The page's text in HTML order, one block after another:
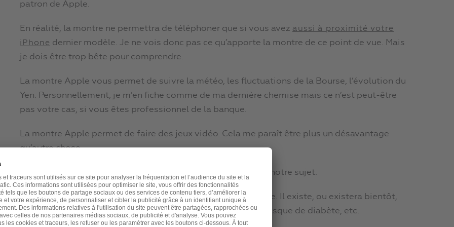
patron de Apple.
En réalité, la montre ne permettra de téléphoner que si vous avez aussi à proximité votre
iPhone dernier modèle. Je ne vois donc pas ce qu’apporte la montre de ce point de vue. Mais
je dois être trop bête pour comprendre.
La montre Apple vous permet de suivre la météo, les fluctuations de la Bourse, l’évolution du
Yen. Personnellement, je m’en fiche comme de ma dernière chemise mais ce n’est peut-être
pas votre cas, si vous êtes professionnel de la banque.
La montre Apple permet de faire des jeux vidéo. Cela me paraît être plus un désavantage
qu’autre chose…
Mais venons-en à l’aspect santé, puisque c’est quand même notre sujet.
La montre Apple permet de surveiller votre rythme cardiaque. Il existe, ou existera bientôt,
des « apps » qui mesureront votre pression artérielle, votre risque de diabète, etc.